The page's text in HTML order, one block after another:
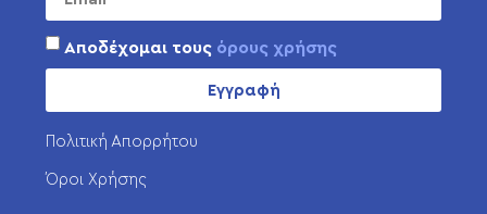
Αποδέχομαι τους όρους χρήσης
Εγγραφή
Πολιτική Απορρήτου
Όροι Χρήσης